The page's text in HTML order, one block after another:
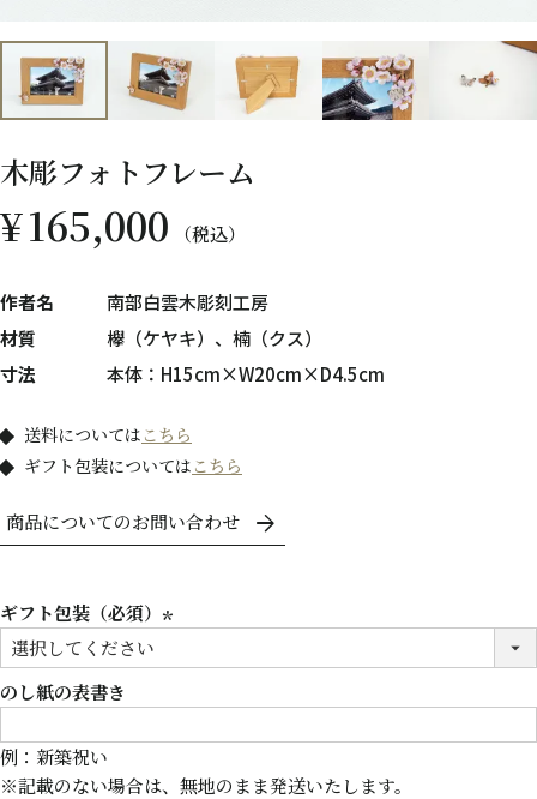
木彫フォトフレーム
¥165,000 税込
作者名
南部白雲木彫刻工房
材質
欅（ケヤキ）、楠（クス）
寸法
本体：H15cm×W20cm×D4.5cm
送料については こちら
ギフト包装については こちら
商品についてのお問い合わせ
ギフト包装（必須）
のし紙の表書き
例：新築祝い
※記載のない場合は、無地のまま発送いたします。